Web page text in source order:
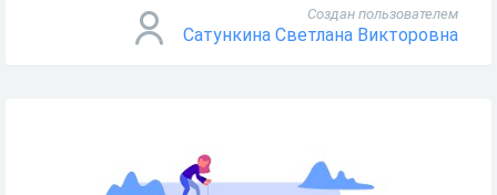
Создан пользователем
Сатункина Светлана Викторовна